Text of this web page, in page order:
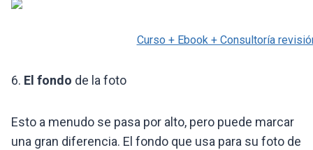
Curso + Ebook + Consultoría
6. El fondo de la foto
Esto a menudo se pasa por alto, pero puede marcar
una gran diferencia. El fondo que usa para su foto de